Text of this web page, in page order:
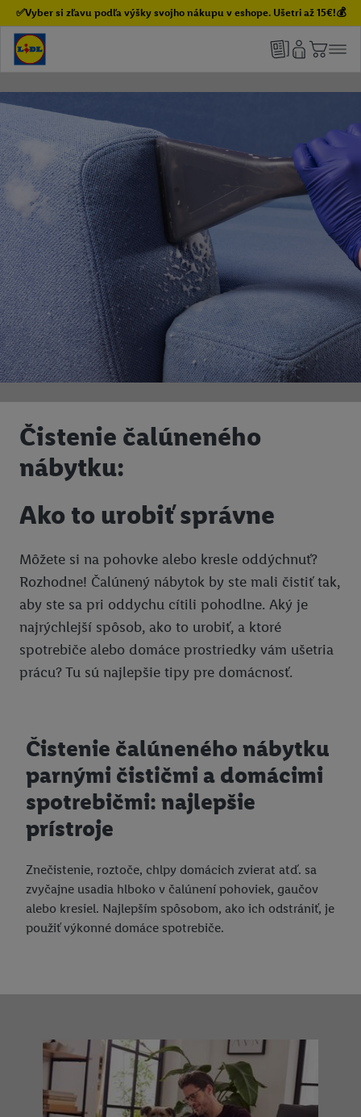
✅Vyber si zľavu podľa výšky svojho nákupu v eshope. Ušetri až 15€!💰
Čistenie čalúneného
nábytku:
Ako to urobiť správne
Môžete si na pohovke alebo kresle oddýchnuť?
Rozhodne! Čalúnený nábytok by ste mali čistiť tak,
aby ste sa pri oddychu cítili pohodlne. Aký je
najrýchlejší spôsob, ako to urobiť, a ktoré
spotrebiče alebo domáce prostriedky vám ušetria
prácu? Tu sú najlepšie tipy pre domácnosť.
Čistenie čalúneného nábytku
parnými čističmi a domácimi
spotrebičmi: najlepšie
prístroje
Znečistenie, roztoče, chlpy domácich zvierat atď. sa
zvyčajne usadia hlboko v čalúnení pohoviek, gaučov
alebo kresiel. Najlepším spôsobom, ako ich odstrániť, je
použiť výkonné domáce spotrebiče.